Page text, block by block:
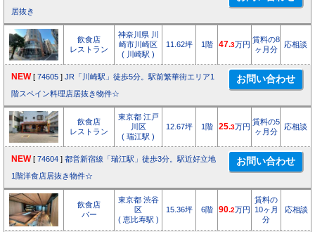
居抜き
飲食店
レストラン
神奈川県 川
崎市川崎区
( 川崎駅 )
11.62坪 1階 47.3万円
賃料の8
ヶ月分
応相談
NEW [ 74605 ] JR「川崎駅」徒歩5分。駅前繁華街エリア1
階スペイン料理店居抜き物件☆
飲食店
レストラン
東京都 江戸
川区
( 瑞江駅 )
12.67坪 1階 25.3万円
賃料の5
ヶ月分
応相談
NEW [ 74604 ] 都営新宿線「瑞江駅」徒歩3分。駅近好立地
1階洋食店居抜き物件☆
飲食店
バー
東京都 渋谷
区
( 恵比寿駅 )
15.36坪 6階 90.2万円
賃料の
10ヶ月
分
応相談